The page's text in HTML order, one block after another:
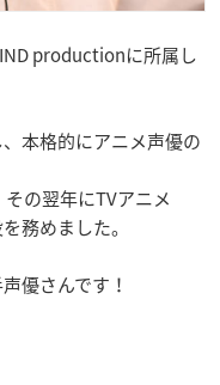
productionに所属し
本格的にアニメ声優の
の翌年にTVアニメ
務めました。
優さんです！